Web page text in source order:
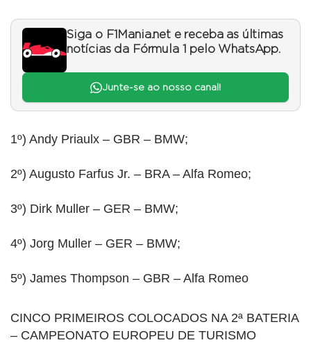
Siga o F1Mania.net e receba as últimas
notícias da Fórmula 1 pelo WhatsApp.
Junte-se ao nosso canal!
1º) Andy Priaulx – GBR – BMW;
2º) Augusto Farfus Jr. – BRA – Alfa Romeo;
3º) Dirk Muller – GER – BMW;
4º) Jorg Muller – GER – BMW;
5º) James Thompson – GBR – Alfa Romeo
CINCO PRIMEIROS COLOCADOS NA 2ª BATERIA
– CAMPEONATO EUROPEU DE TURISMO